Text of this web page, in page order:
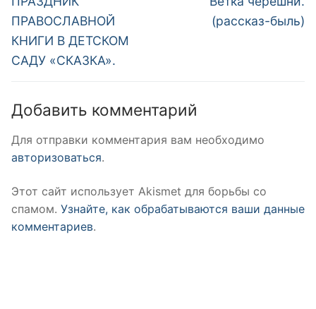
записям
запись:
ПРАВОСЛАВНОЙ
КНИГИ В ДЕТСКОМ
САДУ «СКАЗКА».
запись:
(рассказ-быль)
Добавить комментарий
Для отправки комментария вам необходимо
авторизоваться.
Этот сайт использует Akismet для борьбы со
спамом. Узнайте, как обрабатываются ваши данные
комментариев.